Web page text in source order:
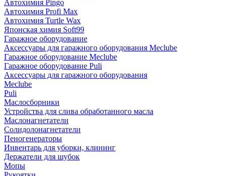
Автохимия Pingo
Автохимия Profi Max
Автохимия Turtle Wax
Японская химия Soft99
Гаражное оборудование
Аксессуары для гаражного оборудования Meclube
Гаражное оборудование Meclube
Гаражное оборудование Puli
Аксессуары для гаражного оборудования
Meclube
Puli
Маслосборники
Устройства для слива обработанного масла
Маслонагнетатели
Солидолонагнетатели
Пеногенераторы
Инвентарь для уборки, клининг
Держатели для шубок
Мопы